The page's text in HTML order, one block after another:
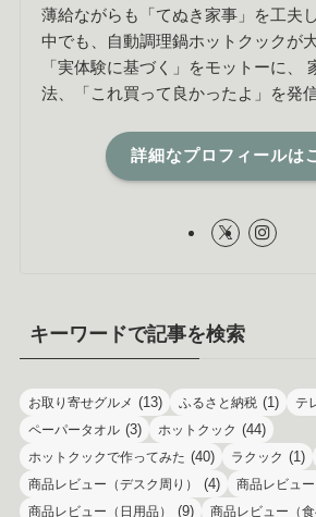
薄給ながらも「てぬき家事」を工夫し
中でも、自動調理鍋ホットクックが大
「実体験に基づく」をモットーに、
法、「これ買って良かったよ」を発信
詳細なプロフィールは
キーワードで記事を検索
お取り寄せグルメ (13) ふるさと納税 (1) テ
ペーパータオル (3) ホットクック (44)
ホットクックで作ってみた (40) ラクック (1)
商品レビュー（デスク周り） (4) 商品レビュー
商品レビュー（日用品） (9) 商品レビュー（食